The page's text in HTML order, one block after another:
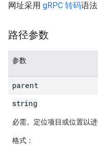
网址采用 gRPC 转码语法
路径参数
参数
parent
string
必需。定位项目或位置以进
格式：